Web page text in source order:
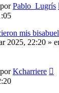
porPablo_Lugrís
mis
2025, 22:20 »
porKcharriere